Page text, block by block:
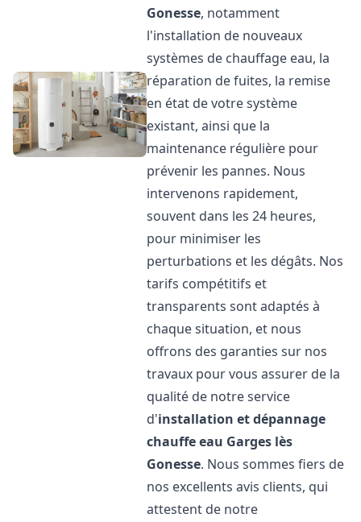
Gonesse, notamment
l'installation de nouveaux
systèmes de chauffage eau, la
réparation de fuites, la remise
en état de votre système
existant, ainsi que la
maintenance régulière pour
prévenir les pannes. Nous
intervenons rapidement,
souvent dans les 24 heures,
pour minimiser les
perturbations et les dégâts. Nos
tarifs compétitifs et
transparents sont adaptés à
chaque situation, et nous
offrons des garanties sur nos
travaux pour vous assurer de la
qualité de notre service
d'installation et dépannage
chauffe eau Garges lès
Gonesse. Nous sommes fiers de
nos excellents avis clients, qui
attestent de notre